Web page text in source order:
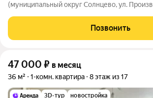
(муниципальный округ Солнцево, ул.
одного человека или пары. В студии
и современный лаконичный
Позвонить
47 000 ₽ в месяц
36 м² 1-комн. квартира 8 этаж из 17
3D-тур новостройка